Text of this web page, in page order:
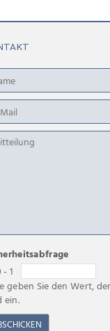
- 1
geben Sie den Wert,
ein.